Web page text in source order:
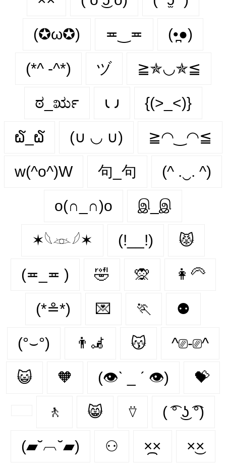
(✪ω✪) ≖‿≖ (•̪●)
(*^ -^*) ヅ ≧✯◡✯≦
ಠ_ರೃ 𐑧 𐑨 {(>_<)}
໖_໖ (∪ ◡ ∪) ≧◠‿◠≦
w(^o^)W 句_句 (^ .‿. ^)
o(∩_∩)o இ_இ
✶𓆩𓁺𓆪✶ (!__!) 😾
(≖_≖ ) 🤣 🙊 👩‍🦳
(*≗*) 💌 🏃‍ ⚉
(°⌣°) 👨‍🦼‍️ 😽 ^⎚-⎚^
😺 🧡 (👁ˋ _ ˊ 👁) 💝
🚶‍ 😸 ⍢ ( ͡° ͜ʖ ͡°)
(▰˘︹˘▰) ⚇ ×᷼× ×͜×